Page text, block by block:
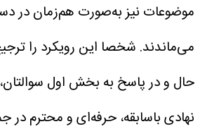
موضوعات نیز به‌صورت هم‌زمان در
می‌ماندند. شخصا این رویکرد را
حال و در پاسخ به بخش اول
نهادی باسابقه، حرفه‌ای و محترم در